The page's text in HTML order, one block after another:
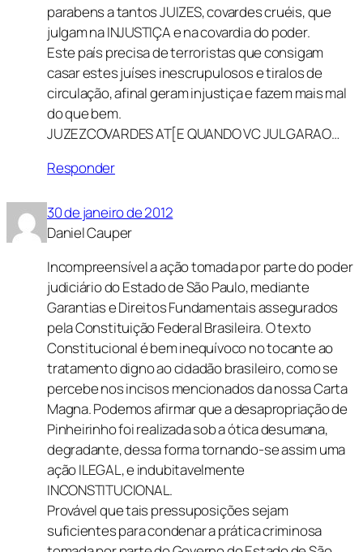
parabens a tantos JUIZES, covardes cruéis, que
julgam na INJUSTIÇA e na covardia do poder.
Este país precisa de terroristas que consigam
casar estes juíses inescrupulosos e tiralos de
circulação, afinal geram injustiça e fazem mais mal
do que bem.
JUZEZCOVARDES AT[E QUANDO VC JULGARAO…
Responder
30 de janeiro de 2012
Daniel Cauper
Incompreensível a ação tomada por parte do poder
judiciário do Estado de São Paulo, mediante
Garantias e Direitos Fundamentais assegurados
pela Constituição Federal Brasileira. O texto
Constitucional é bem inequívoco no tocante ao
tratamento digno ao cidadão brasileiro, como se
percebe nos incisos mencionados da nossa Carta
Magna. Podemos afirmar que a desapropriação de
Pinheirinho foi realizada sob a ótica desumana,
degradante, dessa forma tornando-se assim uma
ação ILEGAL, e indubitavelmente
INCONSTITUCIONAL.
Provável que tais pressuposições sejam
suficientes para condenar a prática criminosa